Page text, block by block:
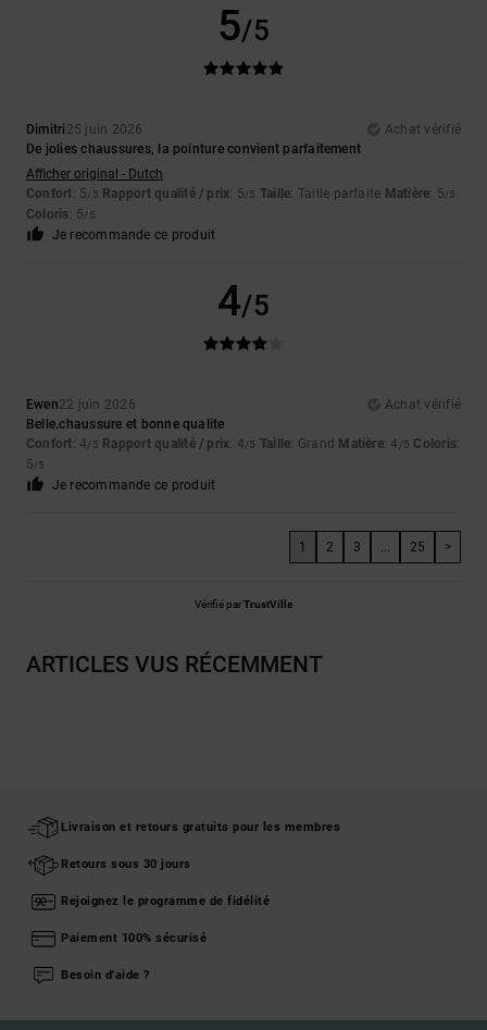
5/5
Dimitri 25 juin 2026
Achat vérifié
De jolies chaussures, la pointure convient parfaitement
Afficher original - Dutch
Confort: 5/5 Rapport qualité / prix: 5/5 Taille: Taille parfaite Matière: 5/5
Coloris: 5/5
Je recommande ce produit
4/5
Ewen22 juin 2026
Achat vérifié
Belle.chaussure et bonne qualite
Confort: 4/5 Rapport qualité / prix: 4/5 Taille: Grand Matière: 4 /5 Coloris:
5/5
Je recommande ce produit
1 2 3 ... 25 >
Vérifié parTrustVille
ARTICLES VUS RÉCEMMENT
Livraison et retours gratuits pour les membres
Retours sous 30 jours
Rejoignez le programme de fidélité
Paiement 100% sécurisé
Besoin d'aide ?